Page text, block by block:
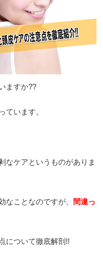
ますか??
ています。
なケアというものがありま
なことなのですが、
間違っ
について徹底解剖!!